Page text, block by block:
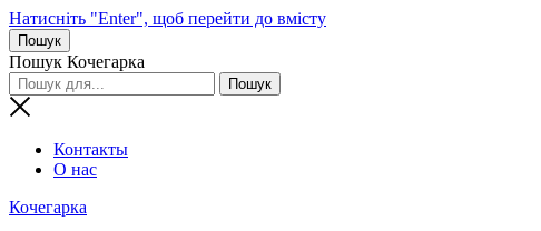
Натисніть "Enter", щоб перейти до вмісту
Пошук
Пошук Кочегарка
Контакты
О нас
Кочегарка